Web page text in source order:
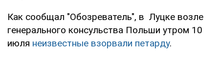
Как сообщал "Обозреватель", в Луцке возле
генерального консульства Польши утром 10
июля неизвестные взорвали петарду.